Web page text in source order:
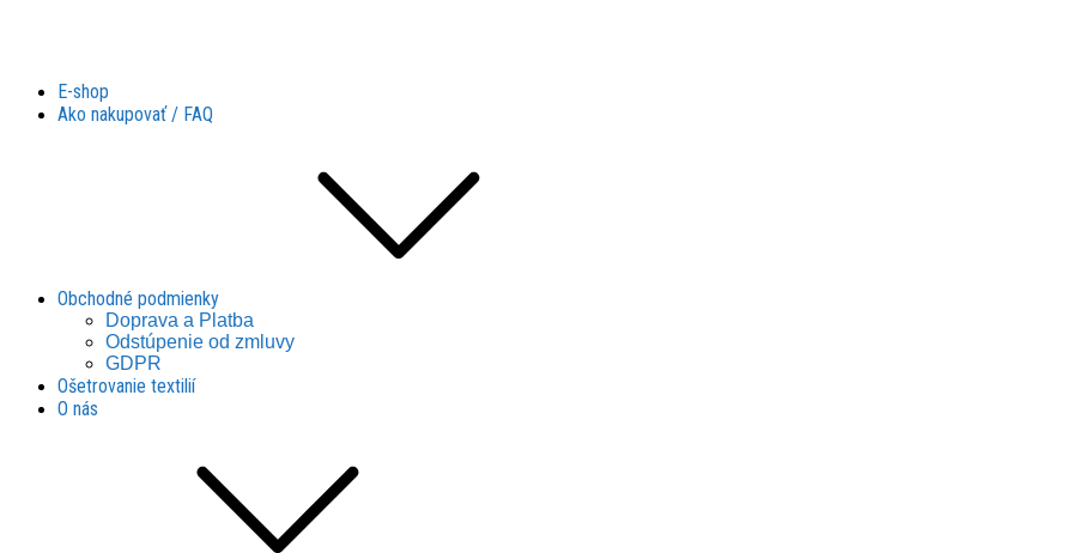
Látky Husár
Látky Husár
E-shop
Ako nakupovať / FAQ
Obchodné podmienky
Doprava a Platba
Odstúpenie od zmluvy
GDPR
Ošetrovanie textilií
O nás